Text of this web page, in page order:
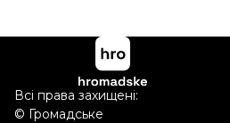
Всі права захищені:
© Громадське